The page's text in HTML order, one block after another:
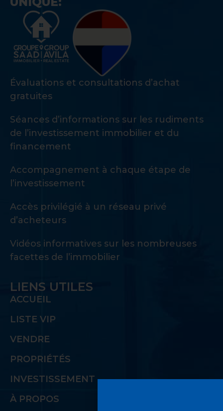
Évaluations et consultations d’achat
gratuites
Séances d’informations sur les rudiments
de l’investissement immobilier et du
financement
Accompagnement à chaque étape de
l’investissement
Accès privilégié à un réseau privé
d’acheteurs
Vidéos informatives sur les nombreuses
facettes de l’immobilier
LIENS UTILES
ACCUEIL
LISTE VIP
VENDRE
PROPRIÉTÉS
INVESTISSEMENT
À PROPOS